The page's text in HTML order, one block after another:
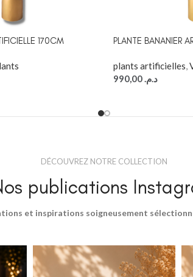
170CM PLANTE BANANIER
plants artificielles
د.م.
DÉCOUVREZ NOTRE COLLECTION
publications
et inspirations soigneusement